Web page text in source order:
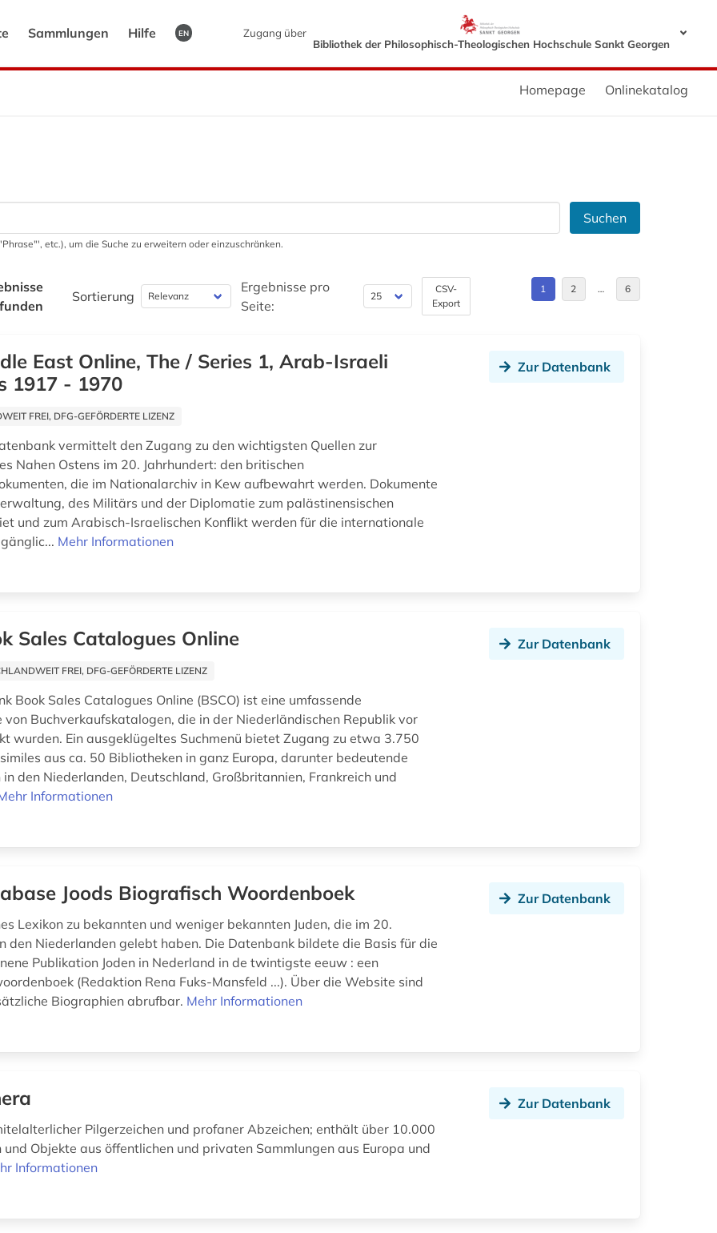
Sammlungen Hilfe EN
Zugang über
Bibliothek der Philosophisch-Theologischen Hochschule Sankt Georgen
Homepage Onlinekatalog
Suchen
etc.), um die Suche zu erweitern oder einzuschränken.
Sortierung
Ergebnisse pro
Seite:
CSV-
Export
1 2 … 6
East Online, The / Series 1, Arab-Israeli
1917 - 1970
FREI, DFG-GEFÖRDERTE LIZENZ
vermittelt den Zugang zu den wichtigsten Quellen zur
Nahen Ostens im 20. Jahrhundert: den britischen
die im Nationalarchiv in Kew aufbewahrt werden. Dokumente
des Militärs und der Diplomatie zum palästinensischen
und zum Arabisch-Israelischen Konflikt werden für die internationale
Mehr Informationen
Zur Datenbank
Sales Catalogues Online
FREI, DFG-GEFÖRDERTE LIZENZ
Book Sales Catalogues Online (BSCO) ist eine umfassende
von Buchverkaufskatalogen, die in der Niederländischen Republik vor
wurden. Ein ausgeklügeltes Suchmenü bietet Zugang zu etwa 3.750
aus ca. 50 Bibliotheken in ganz Europa, darunter bedeutende
in den Niederlanden, Deutschland, Großbritannien, Frankreich und
Informationen
Zur Datenbank
Joods Biografisch Woordenboek
Lexikon zu bekannten und weniger bekannten Juden, die im 20.
den Niederlanden gelebt haben. Die Datenbank bildete die Basis für die
Publikation Joden in Nederland in de twintigste eeuw : een
(Redaktion Rena Fuks-Mansfeld ...). Über die Website sind
Biographien abrufbar. Mehr Informationen
Zur Datenbank
Pilgerzeichen und profaner Abzeichen; enthält über 10.000
und Objekte aus öffentlichen und privaten Sammlungen aus Europa und
Informationen
Zur Datenbank